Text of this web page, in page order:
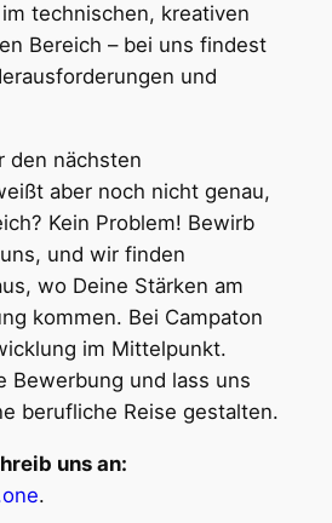
technischen, kreativen
Bereich – bei uns findest
und
den nächsten
aber noch nicht genau,
Kein Problem! Bewirb
und wir finden
wo Deine Stärken am
kommen. Bei Campaton
im Mittelpunkt.
Bewerbung und lass uns
berufliche Reise gestalten.
uns an:
.